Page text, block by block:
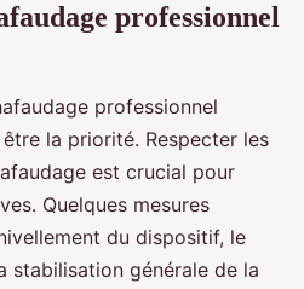
professionnel
professionnel
la priorité. Respecter les
est crucial pour
Quelques mesures
du dispositif, le
stabilisation générale de la